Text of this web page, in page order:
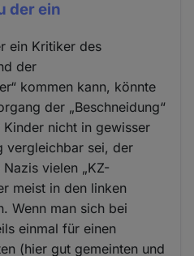
der ein
ein Kritiker des
der
kommen kann, könnte
der „Beschneidung“
nicht in gewisser
vergleichbar sei, der
vielen „KZ-
meist in den linken
Wenn man sich bei
einmal für einen
(hier gut gemeinten und